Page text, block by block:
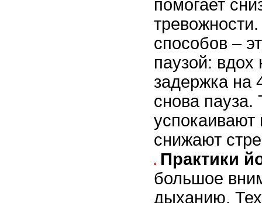
помогает
способов –
паузой: вдох
задержка на
снова пауза.
снижают
Практики
большое
дыханию.